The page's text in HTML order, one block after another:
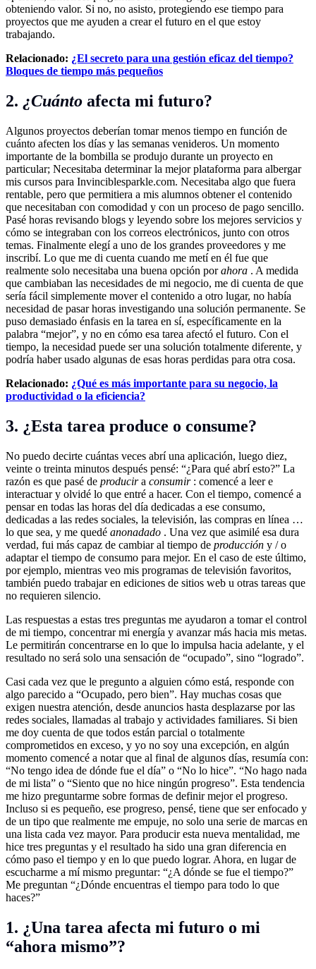
obteniendo valor. Si no, no asisto, protegiendo ese tiempo para
proyectos que me ayuden a crear el futuro en el que estoy
trabajando.
Relacionado: ¿El secreto para una gestión eficaz del tiempo?
Bloques de tiempo más pequeños
2. ¿Cuánto afecta mi futuro?
Algunos proyectos deberían tomar menos tiempo en función de
cuánto afecten los días y las semanas venideros. Un momento
importante de la bombilla se produjo durante un proyecto en
particular; Necesitaba determinar la mejor plataforma para albergar
mis cursos para Invinciblesparkle.com. Necesitaba algo que fuera
rentable, pero que permitiera a mis alumnos obtener el contenido
que necesitaban con comodidad y con un proceso de pago sencillo.
Pasé horas revisando blogs y leyendo sobre los mejores servicios y
cómo se integraban con los correos electrónicos, junto con otros
temas. Finalmente elegí a uno de los grandes proveedores y me
inscribí. Lo que me di cuenta cuando me metí en él fue que
realmente solo necesitaba una buena opción porahora . A medida
que cambiaban las necesidades de mi negocio, me di cuenta de que
sería fácil simplemente mover el contenido a otro lugar, no había
necesidad de pasar horas investigando una solución permanente. Se
puso demasiado énfasis en la tarea en sí, específicamente en la
palabra “mejor”, y no en cómo esa tarea afectó el futuro. Con el
tiempo, la necesidad puede ser una solución totalmente diferente, y
podría haber usado algunas de esas horas perdidas para otra cosa.
Relacionado: ¿Qué es más importante para su negocio, la
productividad o la eficiencia?
3. ¿Esta tarea produce o consume?
No puedo decirte cuántas veces abrí una aplicación, luego diez,
veinte o treinta minutos después pensé: “¿Para qué abrí esto?” La
razón es que pasé de producira consumir: comencé a leer e
interactuar y olvidé lo que entré a hacer. Con el tiempo, comencé a
pensar en todas las horas del día dedicadas a ese consumo,
dedicadas a las redes sociales, la televisión, las compras en línea …
lo que sea, y me quedé anonadado . Una vez que asimilé esa dura
verdad, fui más capaz de cambiar al tiempo de producción y / o
adaptar el tiempo de consumo para mejor. En el caso de este último,
por ejemplo, mientras veo mis programas de televisión favoritos,
también puedo trabajar en ediciones de sitios web u otras tareas que
no requieren silencio.
Las respuestas a estas tres preguntas me ayudaron a tomar el control
de mi tiempo, concentrar mi energía y avanzar más hacia mis metas.
Le permitirán concentrarse en lo que lo impulsa hacia adelante, y el
resultado no será solo una sensación de “ocupado”, sino “logrado”.
Casi cada vez que le pregunto a alguien cómo está, responde con
algo parecido a “Ocupado, pero bien”. Hay muchas cosas que
exigen nuestra atención, desde anuncios hasta desplazarse por las
redes sociales, llamadas al trabajo y actividades familiares. Si bien
me doy cuenta de que todos están parcial o totalmente
comprometidos en exceso, y yo no soy una excepción, en algún
momento comencé a notar que al final de algunos días, resumía con:
“No tengo idea de dónde fue el día” o “No lo hice”. “No hago nada
de mi lista” o “Siento que no hice ningún progreso”. Esta tendencia
me hizo preguntarme sobre formas de definir mejor el progreso.
Incluso si es pequeño, ese progreso, pensé, tiene que ser enfocado y
de un tipo que realmente me empuje, no solo una serie de marcas en
una lista cada vez mayor. Para producir esta nueva mentalidad, me
hice tres preguntas y el resultado ha sido una gran diferencia en
cómo paso el tiempo y en lo que puedo lograr. Ahora, en lugar de
escucharme a mí mismo preguntar: “¿A dónde se fue el tiempo?”
Me preguntan “¿Dónde encuentras el tiempo para todo lo que
haces?”
1. ¿Una tarea afecta mi futuro o mi
“ahora mismo”?